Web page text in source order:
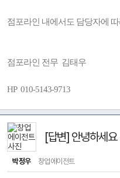
점포라인 내에서도 담당자에
점포라인 전무 김태우
HP 010-5143-9713
[답변] 안녕하세요
박정우 창업에이전트